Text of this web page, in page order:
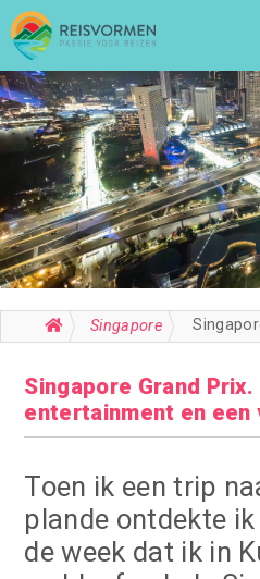
Singapore
Singapore Grand Prix.
entertainment en een
Toen ik een trip
plande ontdekte
de week dat ik in